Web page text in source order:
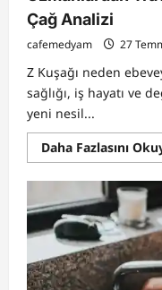
Çağ Analizi
cafemedyam 27
Z Kuşağı neden
sağlığı, iş hayatı ve
yeni nesil...
Daha Fazlasını